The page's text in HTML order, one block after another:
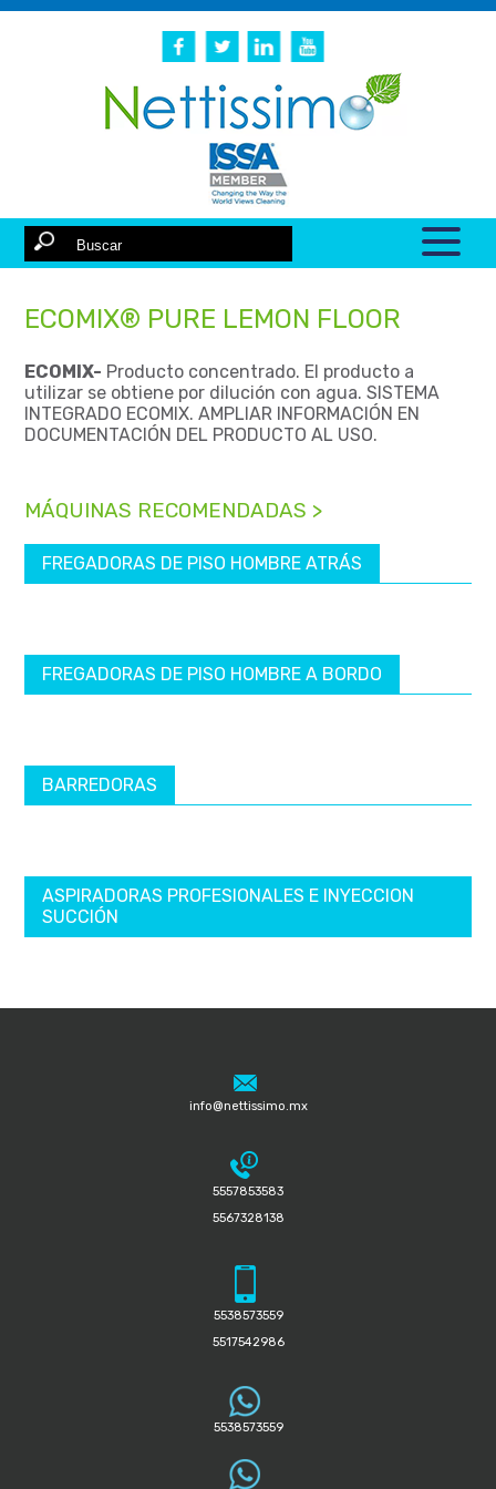
ECOMIX® PURE LEMON FLOOR
ECOMIX- Producto concentrado. El producto a
utilizar se obtiene por dilución con agua. SISTEMA
INTEGRADO ECOMIX. AMPLIAR INFORMACIÓN EN
DOCUMENTACIÓN DEL PRODUCTO AL USO.
MÁQUINAS RECOMENDADAS >
FREGADORAS DE PISO HOMBRE ATRÁS
FREGADORAS DE PISO HOMBRE A BORDO
BARREDORAS
ASPIRADORAS PROFESIONALES E INYECCION
SUCCIÓN
info@nettissimo.mx
5557853583
5567328138
5538573559
5517542986
5538573559